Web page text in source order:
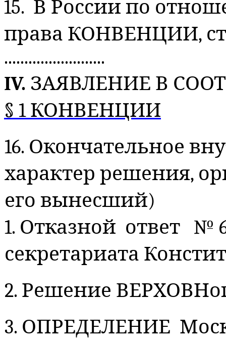
15. В России по
права КОНВЕНЦИИ,
.........................
IV. ЗАЯВЛЕНИЕ В
§ 1 КОНВЕНЦИИ
16. Окончательное
характер решения,
его вынесший)
1. Отказной ответ №
секретариата
2. Решение
3. ОПРЕДЕЛЕНИЕ